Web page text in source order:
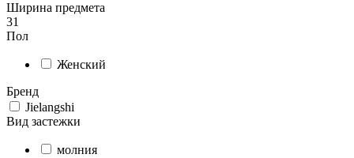
Ширина предмета
31
Пол
Женский
Бренд
Jielangshi
Вид застежки
молния